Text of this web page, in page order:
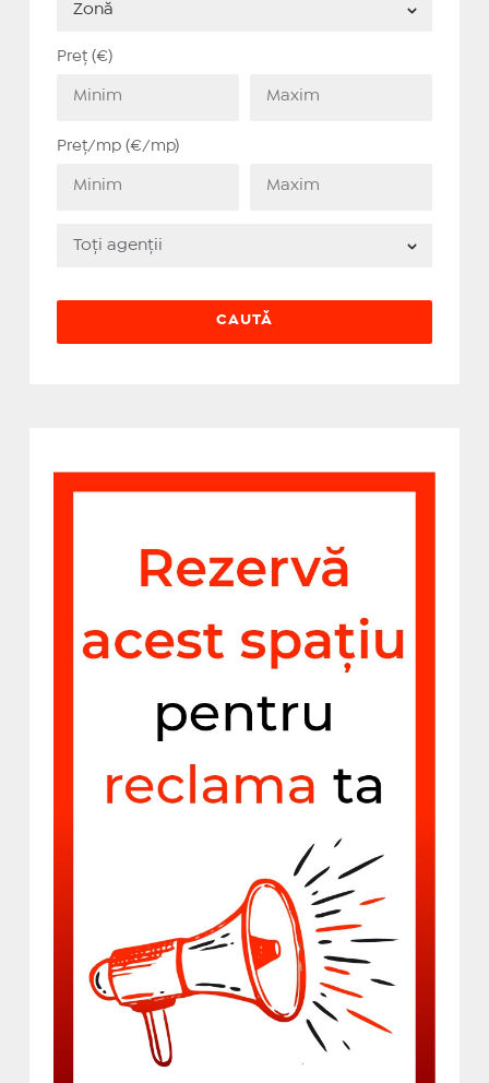
Preț (€)
Preț/mp (€/mp)